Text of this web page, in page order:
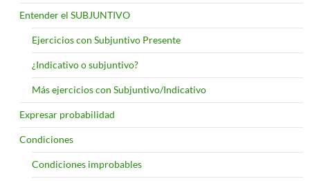
Entender el SUBJUNTIVO
Ejercicios con Subjuntivo Presente
¿Indicativo o subjuntivo?
Más ejercicios con Subjuntivo/Indicativo
Expresar probabilidad
Condiciones
Condiciones improbables